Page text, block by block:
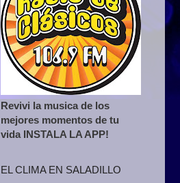
Revivi la musica de los
mejores momentos de tu
vida INSTALA LA APP!
EL CLIMA EN SALADILLO